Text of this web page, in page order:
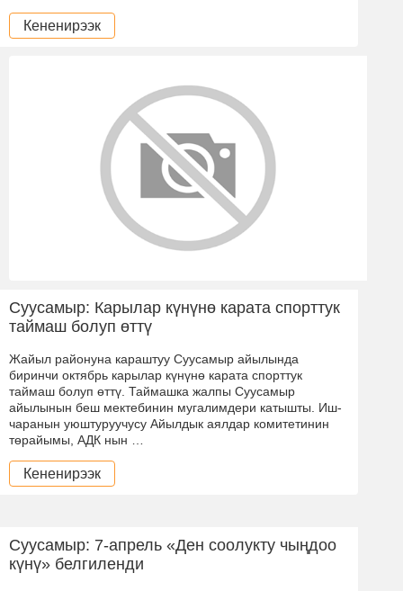
Кененирээк
Суусамыр: Карылар күнүнө карата спорттук
таймаш болуп өттү
Жайыл районуна караштуу Суусамыр айылында
биринчи октябрь карылар күнүнө карата спорттук
таймаш болуп өттү. Таймашка жалпы Суусамыр
айылынын беш мектебинин мугалимдери катышты. Иш-
чаранын уюштуруучусу Айылдык аялдар комитетинин
төрайымы, АДК нын …
Кененирээк
Суусамыр: 7-апрель «Ден соолукту чыңдоо
күнү» белгиленди